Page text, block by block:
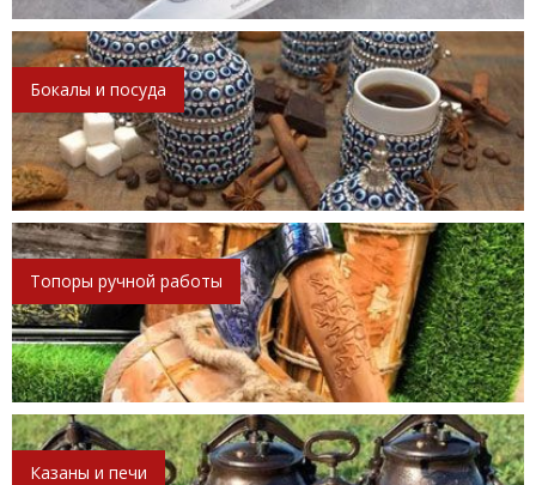
Бокалы и посуда
Топоры ручной работы
Казаны и печи